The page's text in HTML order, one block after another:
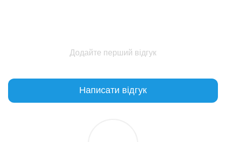
Додайте перший відгук
Написати відгук